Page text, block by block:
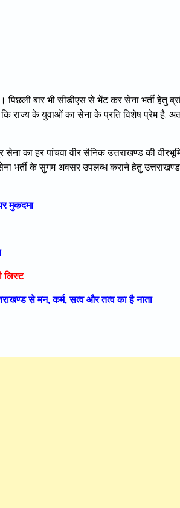
बार भी सीडीएस से भेंट कर सेना भर्ती हेतु
राज्य के युवाओं का सेना के प्रति विशेष प्रेम है,
सेना का हर पांचवा वीर सैनिक उत्तराखण्ड की
भर्ती के सुगम अवसर उपलब्ध कराने हेतु उत्तराखण्ड
मुकदमा
लिस्ट
से मन, कर्म, सत्व और तत्व का है नाता